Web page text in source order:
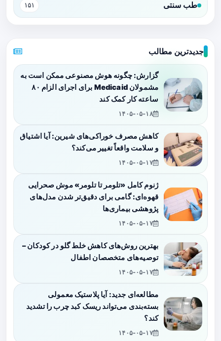
طب سنتی ۱۵۱
جدیدترین مطالب
گزارش: چگونه هوش مصنوعی ممکن است به
مشمولان Medicaid برای اجرای الزام ۸۰
ساعته کار کمک کند
۱۴۰۵-۰۵-۱۸
کاهش مصرف خوراکی‌های شیرین: آیا اشتیاق
و سلامت واقعاً تغییر می‌کند؟
۱۴۰۵-۰۵-۱۷
ژنوم کامل «تلومر تا تلومر» موش صحرایی
قهوه‌ای: گامی برای دقیق‌تر شدن مدل‌های
پژوهشی بیماری‌ها
۱۴۰۵-۰۵-۱۷
بهترین روش‌های کاهش خلط گلو در کودکان –
توصیه‌های متخصصان اطفال
۱۴۰۵-۰۵-۱۷
مطالعه‌ای جدید: آیا پلاستیک معمولی
بسته‌بندی می‌تواند ریسک کبد چرب را تشدید
کند؟
۱۴۰۵-۰۵-۱۷